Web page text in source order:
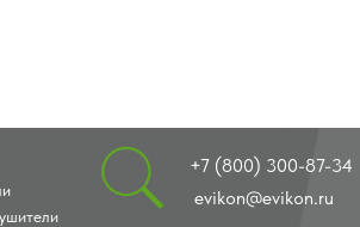
evikon@evikon.ru
+7 (800) 300-87-34